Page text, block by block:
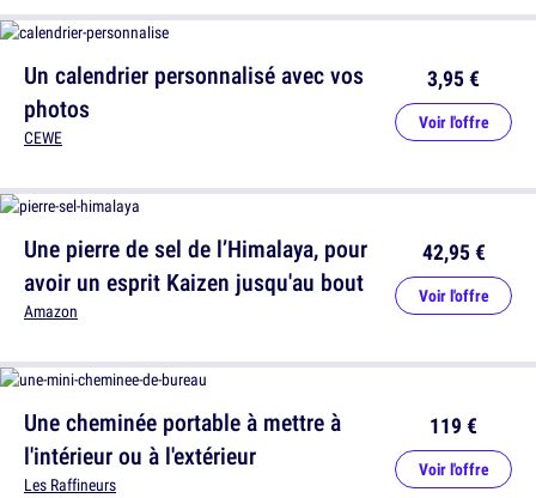
Un calendrier personnalisé avec vos
photos
CEWE
3,95 €
Voir l'offre
Une cheminée portable à mettre à
l'intérieur ou à l'extérieur
Les Raffineurs
119 €
Voir l'offre
Une pierre de sel de l’Himalaya, pour
avoir un esprit Kaizen jusqu'au bout
Amazon
42,95 €
Voir l'offre